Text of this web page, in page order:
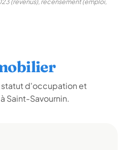
d'occupation et
Saint-Savournin.